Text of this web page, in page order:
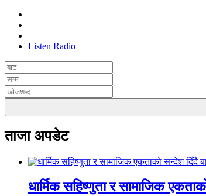
Listen Radio
ताजा अपडेट
धार्मिक सहिष्णुता र सामाजिक